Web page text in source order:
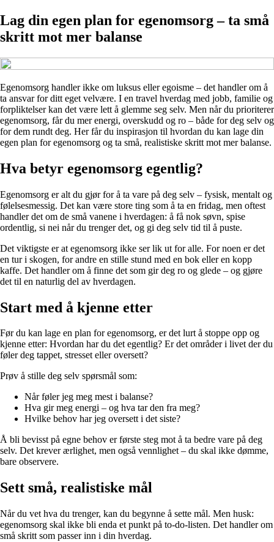
Lag din egen plan for egenomsorg – ta små
skritt mot mer balanse
Egenomsorg handler ikke om luksus eller egoisme – det handler om å
ta ansvar for ditt eget velvære. I en travel hverdag med jobb, familie og
forpliktelser kan det være lett å glemme seg selv. Men når du prioriterer
egenomsorg, får du mer energi, overskudd og ro – både for deg selv og
for dem rundt deg. Her får du inspirasjon til hvordan du kan lage din
egen plan for egenomsorg og ta små, realistiske skritt mot mer balanse.
Hva betyr egenomsorg egentlig?
Egenomsorg er alt du gjør for å ta vare på deg selv – fysisk, mentalt og
følelsesmessig. Det kan være store ting som å ta en fridag, men oftest
handler det om de små vanene i hverdagen: å få nok søvn, spise
ordentlig, si nei når du trenger det, og gi deg selv tid til å puste.
Det viktigste er at egenomsorg ikke ser lik ut for alle. For noen er det
en tur i skogen, for andre en stille stund med en bok eller en kopp
kaffe. Det handler om å finne det som gir deg ro og glede – og gjøre
det til en naturlig del av hverdagen.
Start med å kjenne etter
Før du kan lage en plan for egenomsorg, er det lurt å stoppe opp og
kjenne etter: Hvordan har du det egentlig? Er det områder i livet der du
føler deg tappet, stresset eller oversett?
Prøv å stille deg selv spørsmål som:
Når føler jeg meg mest i balanse?
Hva gir meg energi – og hva tar den fra meg?
Hvilke behov har jeg oversett i det siste?
Å bli bevisst på egne behov er første steg mot å ta bedre vare på deg
selv. Det krever ærlighet, men også vennlighet – du skal ikke dømme,
bare observere.
Sett små, realistiske mål
Når du vet hva du trenger, kan du begynne å sette mål. Men husk:
egenomsorg skal ikke bli enda et punkt på to-do-listen. Det handler om
små skritt som passer inn i din hverdag.